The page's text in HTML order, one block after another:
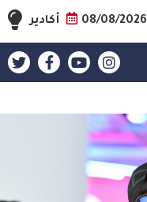
08/08/2026 أكادير